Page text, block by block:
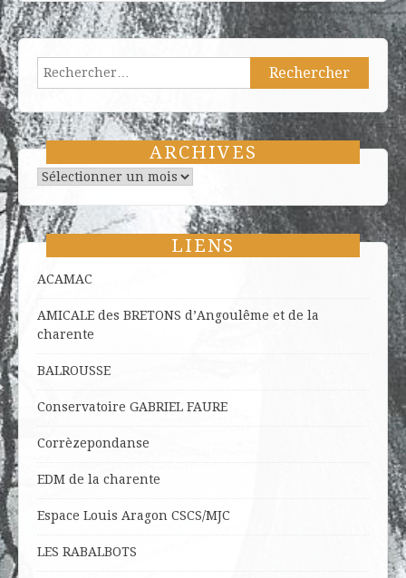
Rechercher :
ARCHIVES
Archives
LIENS
ACAMAC
AMICALE des BRETONS d’Angoulême et de la
charente
BALROUSSE
Conservatoire GABRIEL FAURE
Corrèzepondanse
EDM de la charente
Espace Louis Aragon CSCS/MJC
LES RABALBOTS